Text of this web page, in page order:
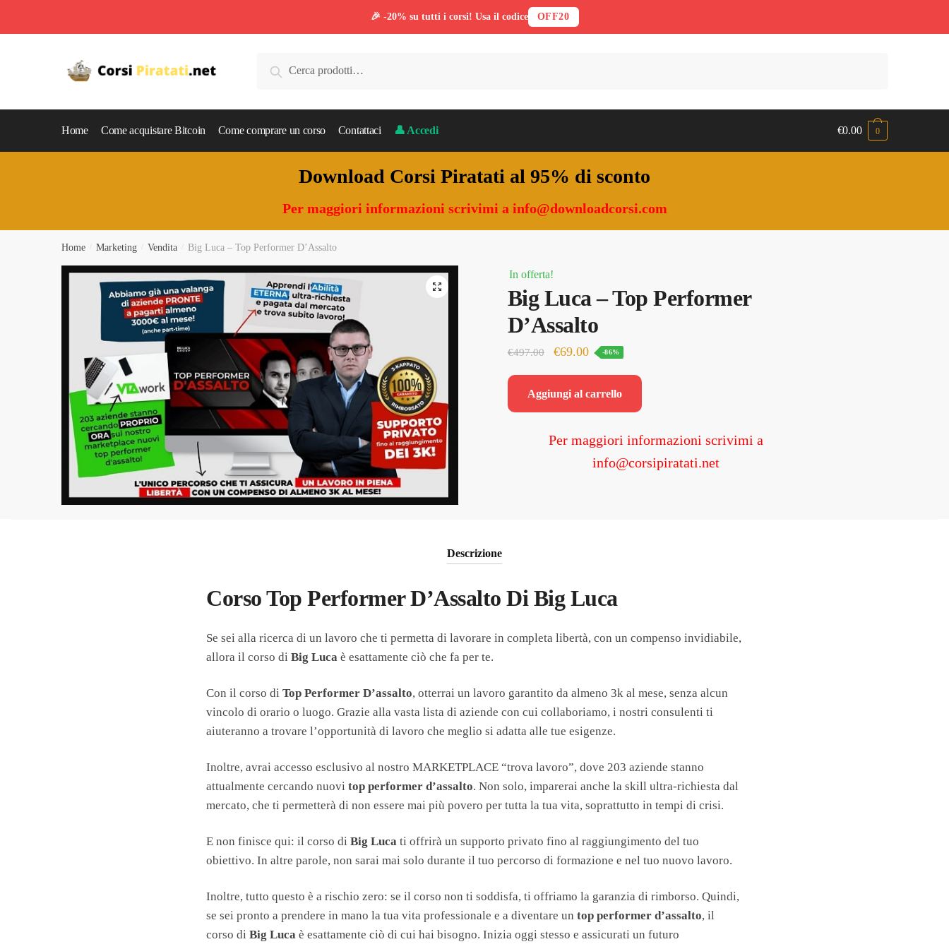
Cerca
Home Come acquistare Bitcoin Come comprare un corso Contattaci 👤 Accedi €0.00 0
Download Corsi Piratati al 95% di sconto
Per maggiori informazioni scrivimi a info@downloadcorsi.com
Home Marketing Vendita Big Luca – Top Performer D’Assalto
🔍
In offerta!
Big Luca – Top Performer
D’Assalto
€497.00
Il
prezzo
originale
era:
€497.00.
€69.00Il
prezzo
attuale
è:
€69.00.
-86%
Aggiungi al carrello
Per maggiori informazioni scrivimi a
info@corsipiratati.net
Descrizione
Corso Top Performer D’Assalto Di Big Luca
Se sei alla ricerca di un lavoro che ti permetta di lavorare in completa libertà, con un compenso invidiabile,
allora il corso diBig Luca è esattamente ciò che fa per te.
Con il corso di Top Performer D’assalto, otterrai un lavoro garantito da almeno 3k al mese, senza alcun
vincolo di orario o luogo. Grazie alla vasta lista di aziende con cui collaboriamo, i nostri consulenti ti
aiuteranno a trovare l’opportunità di lavoro che meglio si adatta alle tue esigenze.
Inoltre, avrai accesso esclusivo al nostro MARKETPLACE “trova lavoro”, dove 203 aziende stanno
attualmente cercando nuovitop performer d’assalto. Non solo, imparerai anche la skill ultra-richiesta dal
mercato, che ti permetterà di non essere mai più povero per tutta la tua vita, soprattutto in tempi di crisi.
E non finisce qui: il corso diBig Luca ti offrirà un supporto privato fino al raggiungimento del tuo
obiettivo. In altre parole, non sarai mai solo durante il tuo percorso di formazione e nel tuo nuovo lavoro.
Inoltre, tutto questo è a rischio zero: se il corso non ti soddisfa, ti offriamo la garanzia di rimborso. Quindi,
se sei pronto a prendere in mano la tua vita professionale e a diventare untop performer d’assalto, il
corso diBig Luca è esattamente ciò di cui hai bisogno. Inizia oggi stesso e assicurati un futuro
🎉 -20% su tutti i corsi! Usa il codice OFF20